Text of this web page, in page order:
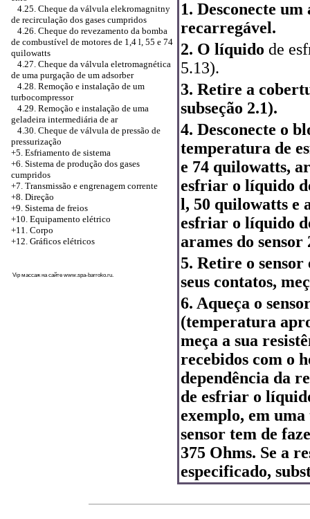
4.25. Cheque da válvula elekromagnitny
de recirculação dos gases cumpridos
4.26. Cheque do revezamento da bomba
de combustível de motores de 1,4 l, 55 e 74
quilowatts
4.27. Cheque da válvula eletromagnética
de uma purgação de um adsorber
4.28. Remoção e instalação de um
turbocompressor
4.29. Remoção e instalação de uma
geladeira intermediária de ar
4.30. Cheque de válvula de pressão de
pressurização
+5. Esfriamento de sistema
+6. Sistema de produção dos gases
cumpridos
+7. Transmissão e engrenagem corrente
+8. Direção
+9. Sistema de freios
+10. Equipamento elétrico
+11. Corpo
+12. Gráficos elétricos
Vip массаж на сайте www.spa-barroko.ru.
1. Desconecte
recarregável.
2. O líquido de
5.13).
3. Retire a
subseção 2.1).
4. Desconecte o
temperatura de
e 74 quilowatts,
esfriar o líquido
l, 50 quilowatts e
esfriar o líquido
arames do
5. Retire o
seus contatos,
6. Aqueça o
(temperatura
meça a sua
recebidos com o
dependência da
de esfriar o
exemplo, em
sensor tem de
375 Ohms. Se a
especificado,